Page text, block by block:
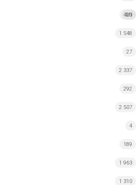
MI
420
1 548
27
2 337
292
2 507
4
189
1 963
1 310